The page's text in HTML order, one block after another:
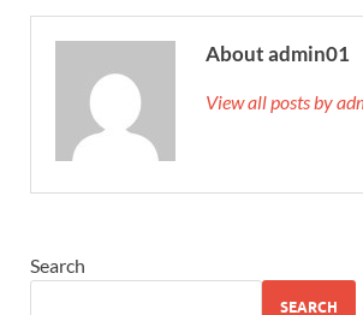
About admin01
View all posts by
Search
SEARCH